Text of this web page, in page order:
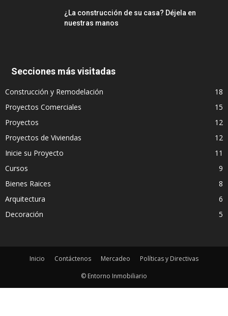
¿La construcción de su casa? Déjela en
nuestras manos
Secciones más visitadas
Construcción y Remodelación
18
Proyectos Comerciales
15
Proyectos
12
Proyectos de Viviendas
12
Inicie su Proyecto
11
Cursos
9
Bienes Raices
8
Arquitectura
6
Decoración
5
Inicio Contáctenos Mercadeo
Políticas y Directivas
© Entorno Inmobiliario